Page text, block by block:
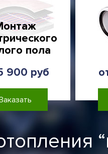
пола
900 руб